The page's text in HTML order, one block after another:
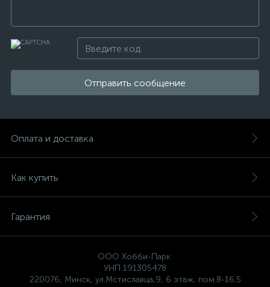
Отправить сообщение
Оплата и доставка
Как купить
Гарантия
ООО Хобби-Парк
УНП 191305478
220076, Минск, ул.Мстиславца,9, 6 этаж, пом.8-16.5